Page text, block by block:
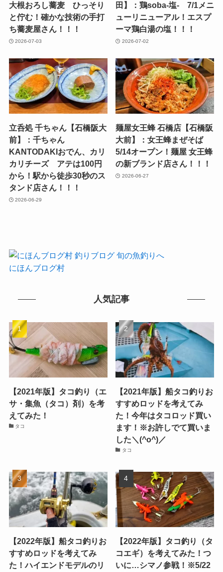
大根おろし蕎麦 ひっそり
と佇む！確かな技術の手打
ち蕎麦屋さん！！！
2026-07-03
田】：鶏soba-塩- 7/1メニ
ューリニューアル！エスプ
ーマ鶏白湯の塩！！！
2026-07-02
立呑処 千ちゃん【石橋阪大
前】：千ちゃん
KANTODAKIおでん、カリ
カリチーズ アテは100円
から！駅から徒歩30秒のス
タンド店さん！！！
2026-06-29
麺屋女王蜂 石橋店【石橋阪
大前】：女王蜂まぜそば
5/14オープン！麺屋 女王蜂
の新ブランド店さん！！！
2026-06-27
にほんブログ村
人気記事
【2021年版】タコ釣り（エ
サ・集魚（タコ）剤）を考
えてみた！
タコ
【2021年版】船タコ釣りお
すすめロッドを考えてみ
た！今年はタコロッド買い
ます！※お許しでて買いま
した＼(^o^)／
タコ
【2022年版】船タコ釣りお
すすめロッドを考えてみ
た！ハイエンドモデルのリ
【2022年版】タコ釣り（タ
コエギ）を考えてみた！つ
いに…シマノ参戦！※5/22